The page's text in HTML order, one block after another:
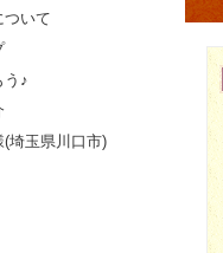
ついて
う♪
埼玉県川口市)